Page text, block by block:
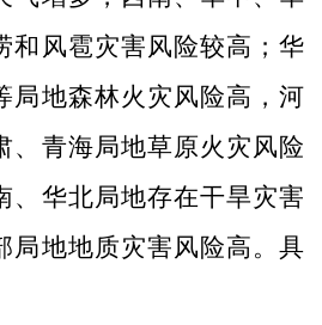
和风雹灾害风险较高；华
局地森林火灾风险高，河
、青海局地草原火灾风险
、华北局地存在干旱灾害
局地地质灾害风险高。具